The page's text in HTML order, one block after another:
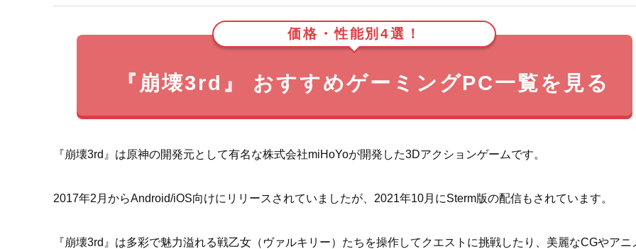
価格・性能別4選！
『崩壊3rd』 おすすめゲーミングPC一覧を見る
『崩壊3rd』は原神の開発元として有名な株式会社miHoYoが開発した3Dアクションゲームです。
2017年2月からAndroid/iOS向けにリリースされていましたが、2021年10月にSterm版の配信もされています。
『崩壊3rd』は多彩で魅力溢れる戦乙女（ヴァルキリー）たちを操作してクエストに挑戦したり、美麗なCGやアニ